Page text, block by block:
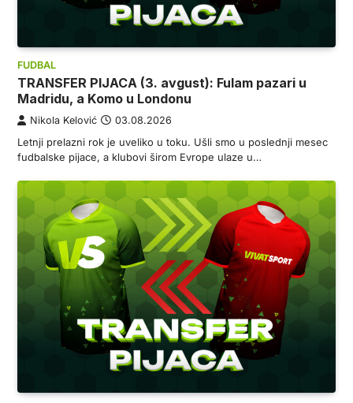
FUDBAL
TRANSFER PIJACA (3. avgust): Fulam pazari u
Madridu, a Komo u Londonu
Nikola Kelović 03.08.2026
Letnji prelazni rok je uveliko u toku. Ušli smo u poslednji mesec
fudbalske pijace, a klubovi širom Evrope ulaze u…